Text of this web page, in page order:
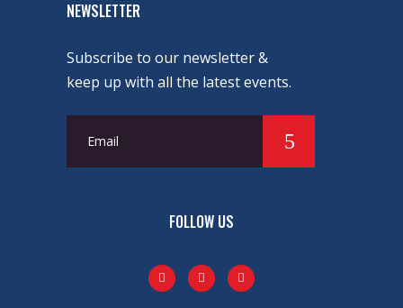
NEWSLETTER
Subscribe to our newsletter &
keep up with all the latest events.
FOLLOW US